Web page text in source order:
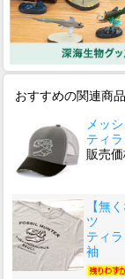
おすすめの関連商品
メッ
ティ
販売
【無
ツ
ティ
袖